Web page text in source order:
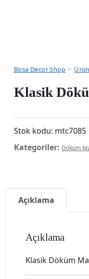
Bosa Decor Shop>
Klasik
Stok kodu: mtc7085
Kategoriler: Döküm
Açıklama
Açıklama
Klasik Döküm